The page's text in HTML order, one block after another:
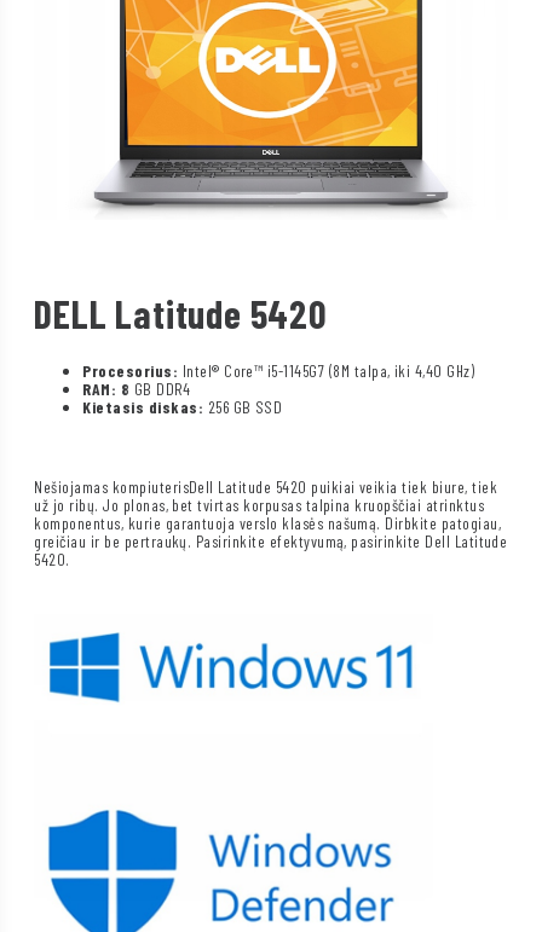
DELL Latitude 5420
Procesorius: Intel® Core™ i5-1145G7 (8M talpa, iki 4,40 GHz)
RAM: 8 GB DDR4
Kietasis diskas: 256 GB SSD
Nešiojamas kompiuterisDell Latitude 5420 puikiai veikia tiek biure, tiek
už jo ribų. Jo plonas, bet tvirtas korpusas talpina kruopščiai atrinktus
komponentus, kurie garantuoja verslo klasės našumą. Dirbkite patogiau,
greičiau ir be pertraukų. Pasirinkite efektyvumą, pasirinkite Dell Latitude
5420.